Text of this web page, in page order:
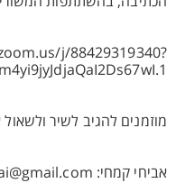
j/88429319340?
מוזמנים להגיב לשיר ולשאול
אביחי קמחי: avihaikimhai@gmail.com נייד-0509207788